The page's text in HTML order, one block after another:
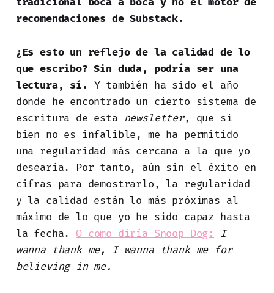
recomendaciones de Substack.
¿Es esto un reflejo de la calidad de lo
que escribo? Sin duda, podría ser una
lectura, sí. Y también ha sido el año
donde he encontrado un cierto sistema de
escritura de esta newsletter, que si
bien no es infalible, me ha permitido
una regularidad más cercana a la que yo
desearía. Por tanto, aún sin el éxito en
cifras para demostrarlo, la regularidad
y la calidad están lo más próximas al
máximo de lo que yo he sido capaz hasta
la fecha. O como diría Snoop Dog:
I
wanna thank me, I wanna thank me for
believing in me.